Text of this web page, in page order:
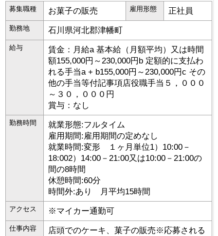
募集職種 お菓子の販売 雇用形態 正社員
勤務地 石川県河北郡津幡町
給与
賃金：月給a 基本給（月額平均）又は時間
額155,000円～230,000円b 定額的に支払わ
れる手当a + b155,000円～230,000円c その
他の手当等付記事項店役職手当５，０００
～３０，０００円
賞与：なし
勤務時間
就業形態:フルタイム
雇用期間:雇用期間の定めなし
就業時間:変形 １ヶ月単位1）10:00－
18:002）14:00－21:00又は10:00－21:00の
間の8時間
休憩時間:60分
時間外:あり 月平均15時間
アクセス ※マイカー通勤可
仕事内容
店頭でのケーキ、菓子の販売※応募される